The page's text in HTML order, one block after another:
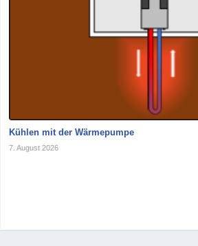
Kühlen mit der Wärmepumpe
7. August 2026